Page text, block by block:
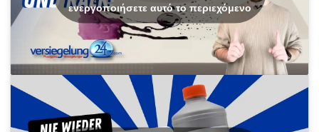
ενεργοποιήσετε αυτό το περιεχόμενο